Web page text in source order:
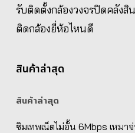
รับติดตั้งกล้องวงจรปิดคลังสิ
ติดกล้องยี่ห้อไหนดี
สินค้าล่าสุด
สินค้าล่าสุด
ซิมเทพเน็ตไม่อั้น 6Mbps เหมา